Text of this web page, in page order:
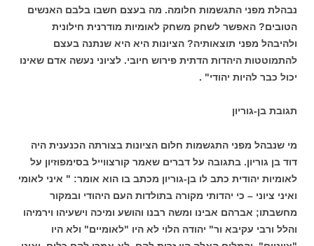
נבהלת מפני התגשמות חלומה. מה בעצם חשבו בלבם האנשים
הטובים? האפשר לשחק משחק לאומיות מודרנית חילונית
ולהיבהל מפני תוצאותיה? הציונות היא היא שנתנה בעצם
להתמוטטות היהדות הדתית פירוש חיובי. לציוני נעשה אדם שאינו
יכול כבר להיות יהודי" .
תגובת בן-גוריון
מי שנבהל מפני התגשמות חלום הציונות בצורתה הכנענית היה
דוד בן גוריון. בתגובה על דברים שאמר קורצווייל בסימפוזיון על
לאומיות יהודית כתב לו בן-גוריון מכתב בו הוא אומר: " איני לאומי
ואיני ציוני – כי יהדותי מקורה בתולדות העם היהודי ובמקור
מחשבתו; אברהם אבינו ומשה רבנו והושע ומיכה וישעיהו וירמיהו
והלל ורבי עקיבא ור" יהודה הלוי לא היו "לאומיים" ולא היו